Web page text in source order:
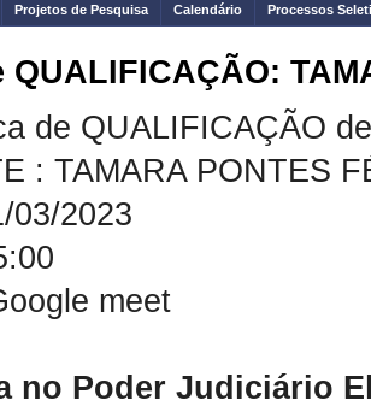
Projetos de Pesquisa Calendário Processos
QUALIFICAÇÃO:
de QUALIFICAÇÃO
: TAMARA PONTES
03/2023
meet
no Poder Judiciário